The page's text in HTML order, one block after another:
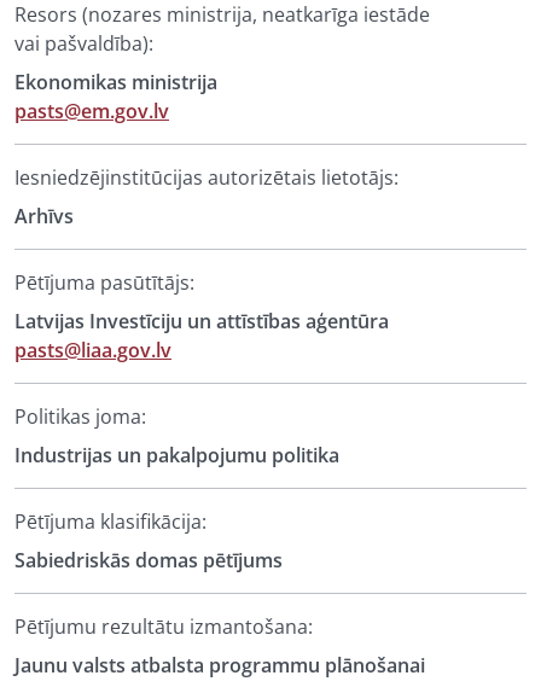
Resors (nozares ministrija, neatkarīga iestāde
vai pašvaldība):
Ekonomikas ministrija
pasts@em.gov.lv
Iesniedzējinstitūcijas autorizētais lietotājs:
Arhīvs
Pētījuma pasūtītājs:
Latvijas Investīciju un attīstības aģentūra
pasts@liaa.gov.lv
Politikas joma:
Industrijas un pakalpojumu politika
Pētījuma klasifikācija:
Sabiedriskās domas pētījums
Pētījumu rezultātu izmantošana:
Jaunu valsts atbalsta programmu plānošanai